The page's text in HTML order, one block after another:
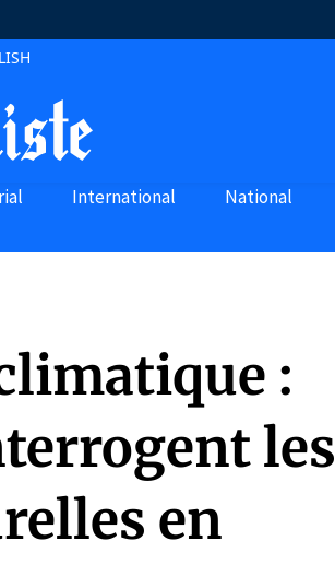
International National
:
les
en